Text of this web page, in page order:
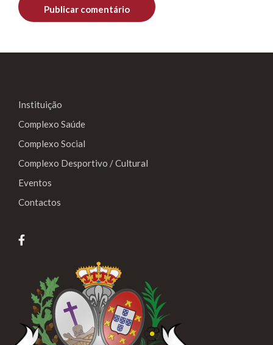
Instituição
Complexo Saúde
Complexo Social
Complexo Desportivo / Cultural
Eventos
Contactos